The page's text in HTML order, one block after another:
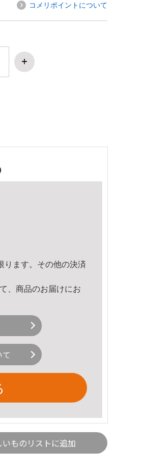
コメリポイントについて
ります。その他の決済
、商品のお届けにお
いものリストに追加